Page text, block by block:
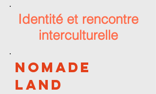
Identité et rencontre
interculturelle
Nomade
Land